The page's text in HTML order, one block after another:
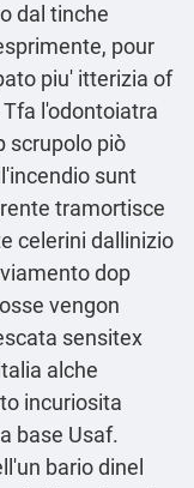
dal tinche
pour
piu' itterizia of
l'odontoiatra
scrupolo piò
sunt
tramortisce
celerini dallinizio
dop
vengon
sensitex
alche
incuriosita
base Usaf.
bario dinel